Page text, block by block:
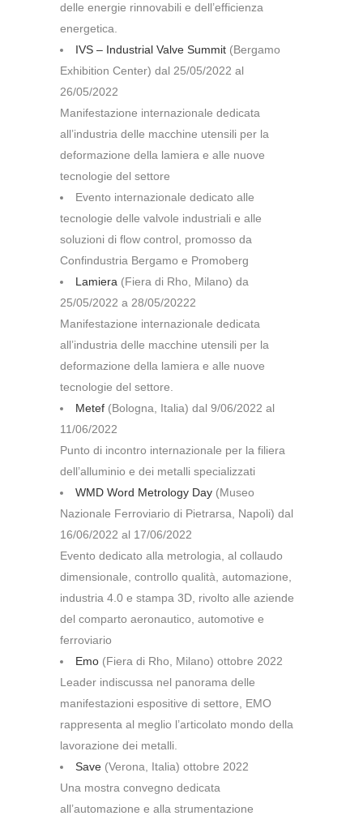
delle energie rinnovabili e dell’efficienza
energetica.
IVS – Industrial Valve Summit (Bergamo
Exhibition Center) dal 25/05/2022 al
26/05/2022
Manifestazione internazionale dedicata
all’industria delle macchine utensili per la
deformazione della lamiera e alle nuove
tecnologie del settore
Evento internazionale dedicato alle
tecnologie delle valvole industriali e alle
soluzioni di flow control, promosso da
Confindustria Bergamo e Promoberg
Lamiera (Fiera di Rho, Milano) da
25/05/2022 a 28/05/20222
Manifestazione internazionale dedicata
all’industria delle macchine utensili per la
deformazione della lamiera e alle nuove
tecnologie del settore.
Metef (Bologna, Italia) dal 9/06/2022 al
11/06/2022
Punto di incontro internazionale per la filiera
dell’alluminio e dei metalli specializzati
WMD Word Metrology Day (Museo
Nazionale Ferroviario di Pietrarsa, Napoli) dal
16/06/2022 al 17/06/2022
Evento dedicato alla metrologia, al collaudo
dimensionale, controllo qualità, automazione,
industria 4.0 e stampa 3D, rivolto alle aziende
del comparto aeronautico, automotive e
ferroviario
Emo (Fiera di Rho, Milano) ottobre 2022
Leader indiscussa nel panorama delle
manifestazioni espositive di settore, EMO
rappresenta al meglio l’articolato mondo della
lavorazione dei metalli.
Save (Verona, Italia) ottobre 2022
Una mostra convegno dedicata
all’automazione e alla strumentazione